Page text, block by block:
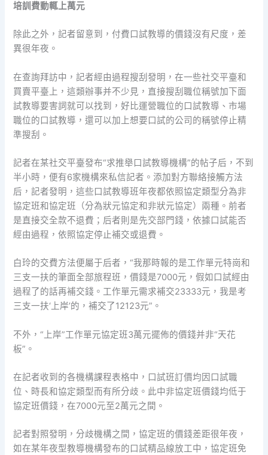
培訓費動輒上萬元
除此之外，記者留意到，付費口試教導的價錢沒有尺度，差
異很年夜。
在查詢拜訪中，記者經由過程搜刮發明，在一些社交平臺和
買賣平臺上，這類辦事并不少見，直接搜刮職位稱號加下面
試教導要害詞就可以找到，好比運營職位的口試教導、市場
職位的口試教導，還可以加上想要口試的公司的稱號停止精
準搜刮。
記者在某社交平臺發布“求推舉口試教導機構”的帖子后，不到
半小時，便有6家機構來私信記者。添加對方聯絡接觸方法
后，記者發明，這些口試教導班年夜都依照協定類型分為非
協定班和協定班（分為狀元協定和非狀元協定）兩種。前者
是直接交全款不退費；后者則是先交部門錢，依據口試能否
經由過程，依照協定停止補交或退費。
白玲的交費方法便屬于后者，“我那時報的是工作單元特崗和
三支一扶的筆面全部旅程班，價錢是7000元，假如口試經由
過程了的話再補交錢。工作單元需求補交23333元，我是考
三支一扶‘上岸’的，補交了12123元”。
不外，“上岸”工作單元協定班3萬元擺佈的價錢并非“天花
板”。
在記者收到的各機構課程表格中，口試班訂價均因口試職
位、時長和協定類型而有所分歧。此中非協定班價錢均低于
協定班價錢，在7000元至2萬元之間。
記者對照發明，分歧機構之間，協定班的價錢差距很年夜，
如在某年夜型教導機構發布的口試精品線放工中，協定班免